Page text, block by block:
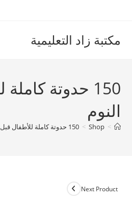
مكتبة زاد التعليمية
150 حدوتة
النوم
>
Shop
> 150 حدوتة كاملة للأطفال قبل النوم
Next Product